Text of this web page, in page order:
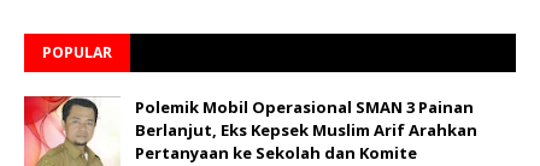
POPULAR
Polemik Mobil Operasional SMAN 3 Painan
Berlanjut, Eks Kepsek Muslim Arif Arahkan
Pertanyaan ke Sekolah dan Komite